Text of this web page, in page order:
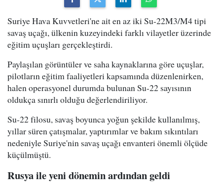
Suriye Hava Kuvvetleri'ne ait en az iki Su-22M3/M4 tipi
savaş uçağı, ülkenin kuzeyindeki farklı vilayetler üzerinde
eğitim uçuşları gerçekleştirdi.
Paylaşılan görüntüler ve saha kaynaklarına göre uçuşlar,
pilotların eğitim faaliyetleri kapsamında düzenlenirken,
halen operasyonel durumda bulunan Su-22 sayısının
oldukça sınırlı olduğu değerlendiriliyor.
Su-22 filosu, savaş boyunca yoğun şekilde kullanılmış,
yıllar süren çatışmalar, yaptırımlar ve bakım sıkıntıları
nedeniyle Suriye'nin savaş uçağı envanteri önemli ölçüde
küçülmüştü.
Rusya ile yeni dönemin ardından geldi